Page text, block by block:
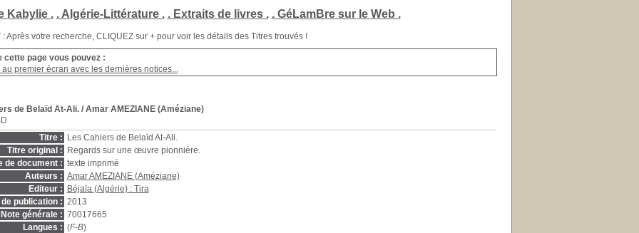
Kabylie . . Algérie-Littérature . . Extraits de livres . . GéLamBre sur le Web .
: Après votre recherche, CLIQUEZ sur + pour voir les détails des Titres trouvés !
cette page vous pouvez :
au premier écran avec les dernières notices...
de Belaïd At-Ali./ Amar AMEZIANE (Améziane)
Titre :
Les Cahiers de Belaïd At-Ali.
Titre original :
Regards sur une œuvre pionnière.
de document : texte imprimé
Auteurs : Amar AMEZIANE (Améziane)
Editeur :
Béjaïa (Algérie) : Tira
publication : 2013
Note générale : 70017665
Langues : (F-B)